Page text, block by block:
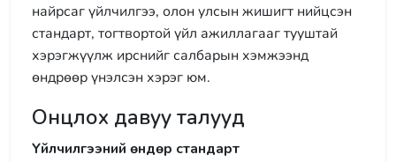
найрсаг үйлчилгээ, олон улсын жишигт нийцсэн
стандарт, тогтвортой үйл ажиллагааг тууштай
хэрэгжүүлж ирснийг салбарын хэмжээнд
өндрөөр үнэлсэн хэрэг юм.
Онцлох давуу талууд
Үйлчилгээний өндөр стандарт